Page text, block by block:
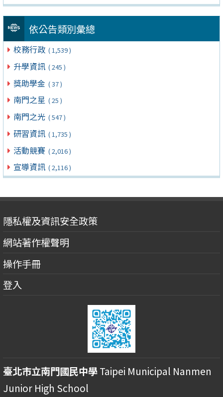
依公告類別彙總
校務行政 ( 1,539 )
升學資訊 ( 245 )
獎助學金 ( 37 )
南門之星 ( 25 )
南門之光 ( 547 )
研習資訊 ( 1,735 )
活動競賽 ( 2,016 )
宣導資訊 ( 2,116 )
隱私權及資訊安全政策
網站著作權聲明
操作手冊
登入
臺北市立南門國民中學Taipei Municipal Nanmen
Junior High School